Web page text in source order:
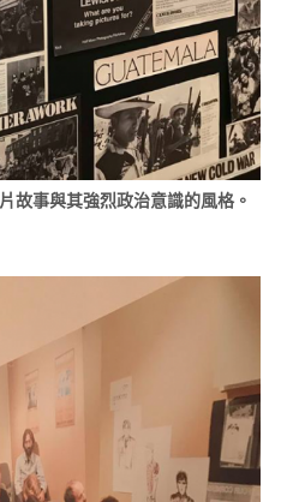
事與其強烈政治意識的風格。